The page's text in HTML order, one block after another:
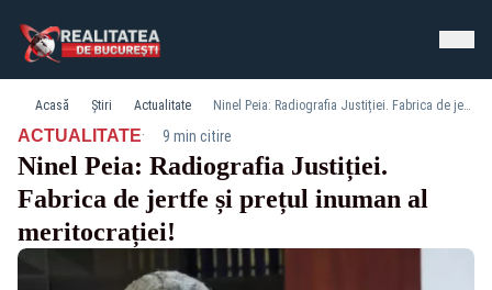
Acasă Știri Actualitate Ninel Peia: Radiografia Justiției. Fabrica de jertfe și prețul inuman al meritocrației!
ACTUALITATE· 9 min citire
Ninel Peia: Radiografia Justiției.
Fabrica de jertfe și prețul inuman al
meritocrației!